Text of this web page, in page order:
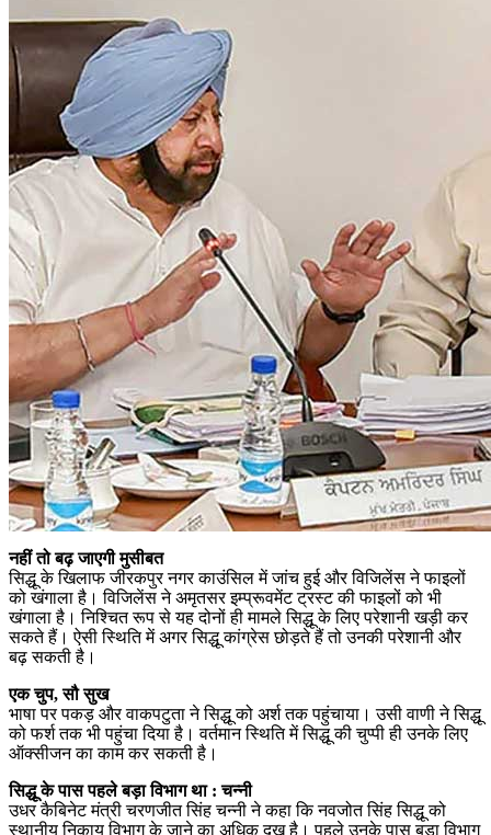
नहीं तो बढ़ जाएगी मुसीबत
सिद्धू के खिलाफ जीरकपुर नगर काउंसिल में जांच हुई और विजिलेंस ने फाइलों
को खंगाला है। विजिलेंस ने अमृतसर इम्प्रूवमेंट ट्रस्ट की फाइलों को भी
खंगाला है। निश्चित रूप से यह दोनों ही मामले सिद्धू के लिए परेशानी खड़ी कर
सकते हैं। ऐसी स्थिति में अगर सिद्धू कांग्रेस छोड़ते हैं तो उनकी परेशानी और
बढ़ सकती है।
एक चुप, सौ सुख
भाषा पर पकड़ और वाकपटुता ने सिद्धू को अर्श तक पहुंचाया। उसी वाणी ने सिद्धू
को फर्श तक भी पहुंचा दिया है। वर्तमान स्थिति में सिद्धू की चुप्पी ही उनके लिए
ऑक्सीजन का काम कर सकती है।
सिद्धू के पास पहले बड़ा विभाग था : चन्नी
उधर कैबिनेट मंत्री चरणजीत सिंह चन्नी ने कहा कि नवजोत सिंह सिद्धू को
स्थानीय निकाय विभाग के जाने का अधिक दुख है। पहले उनके पास बड़ा विभाग